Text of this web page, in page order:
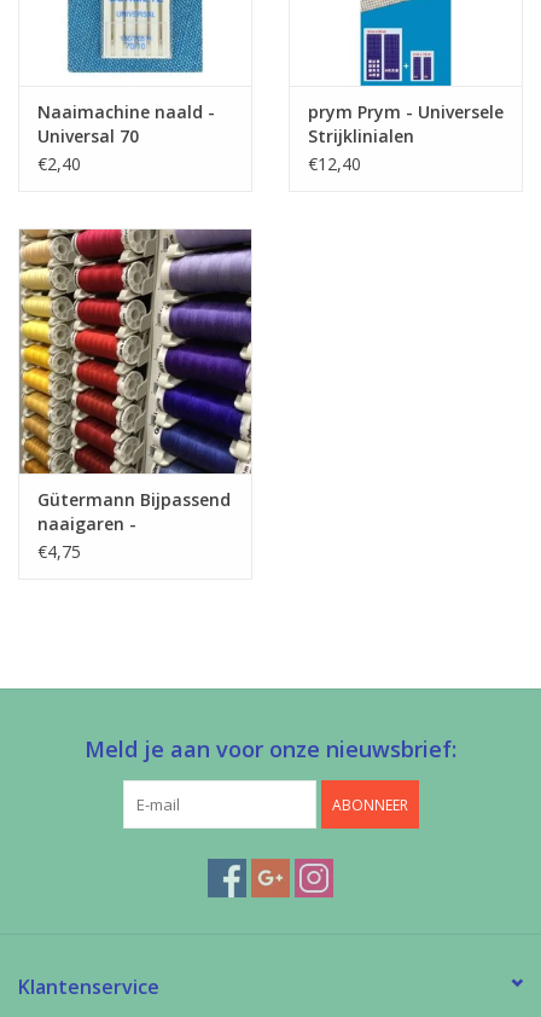
Naaimachine naald -
Universal 70
€2,40
prym Prym - Universele
Strijklinialen
€12,40
Gütermann Bijpassend
naaigaren -
Allesnaaigaren 200m
€4,75
Meld je aan voor onze nieuwsbrief:
ABONNEER
Klantenservice